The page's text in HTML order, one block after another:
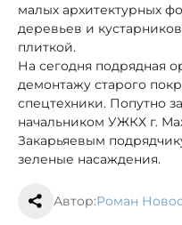
малых архитектурных
деревьев и
плиткой.
На сегодня подрядная
демонтажу старого
спецтехники. Попутно
начальником УЖКХ г.
Закарьяевым
зеленые насаждения.
Автор:Роман